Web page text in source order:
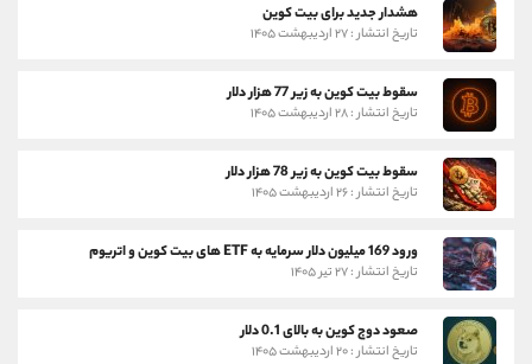
هشدار جدید برای بیت کوین
تاریخ انتشار : ۲۷ اردیبهشت ۱۴۰۵
سقوط بیت کوین به زیر 77 هزار دلار
تاریخ انتشار : ۲۸ اردیبهشت ۱۴۰۵
سقوط بیت کوین به زیر 78 هزار دلار
تاریخ انتشار : ۲۶ اردیبهشت ۱۴۰۵
ورود 169 میلیون دلار سرمایه به ETF های بیت کوین و اتریوم
تاریخ انتشار : ۲۷ تیر ۱۴۰۵
صعود دوج کوین به بالای 0.1 دلار
تاریخ انتشار : ۲۰ اردیبهشت ۱۴۰۵